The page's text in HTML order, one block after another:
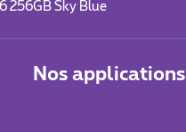
256GB Sky Blue
Nos applications